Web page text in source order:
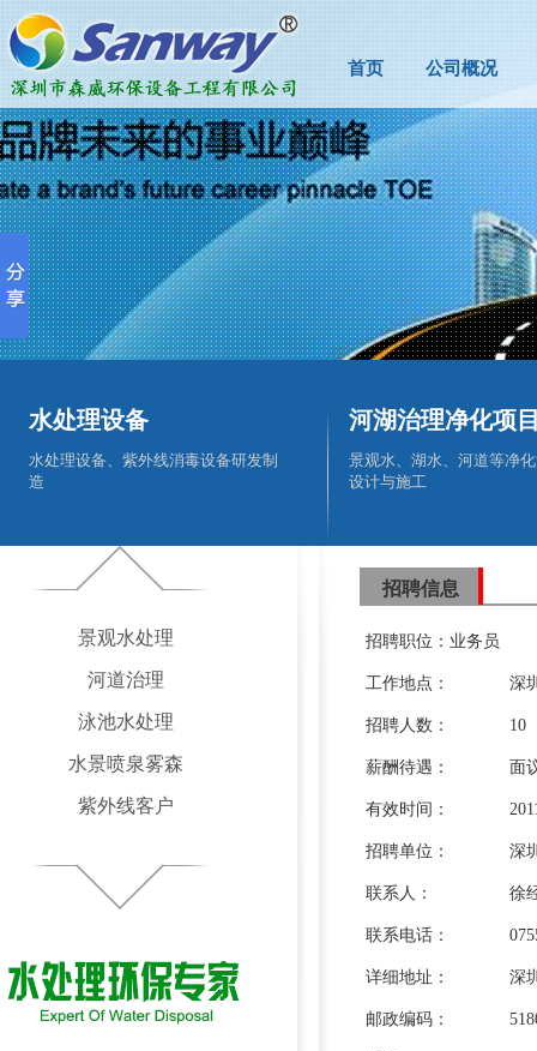
首页 公司概况
水处理设备
水处理设备、紫外线消毒设备研发制
造
河湖治理净化项
景观水、湖水、河道等净
设计与施工
景观水处理
河道治理
泳池水处理
水景喷泉雾森
紫外线客户
招聘信息
招聘职位： 业务员
工作地点： 深
招聘人数： 10
薪酬待遇： 面
有效时间：
招聘单位： 深
联系人： 徐
联系电话：
详细地址： 深
邮政编码：